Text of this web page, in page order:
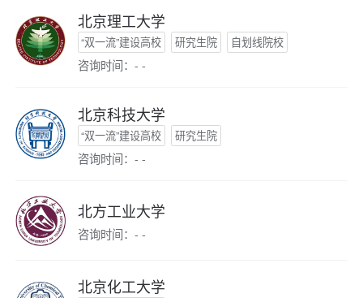
北京理工大学
“双一流”建设高校 研究生院 自划线院校
咨询时间：- -
北京科技大学
“双一流”建设高校 研究生院
咨询时间：- -
北方工业大学
咨询时间：- -
北京化工大学